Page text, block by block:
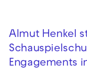
Almut Henkel
Engagements